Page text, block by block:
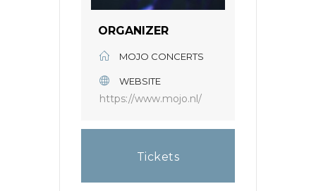
ORGANIZER
MOJO CONCERTS
WEBSITE
https://www.mojo.nl/
Tickets